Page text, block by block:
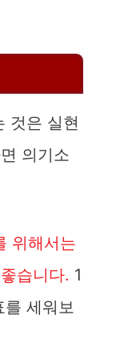
것은 실현
의기소
위해서는
습니다. 1
를 세워보